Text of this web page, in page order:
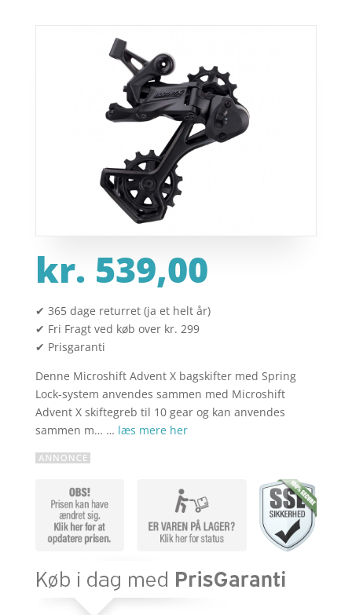
kr. 539,00
✔ 365 dage returret (ja et helt år)
✔ Fri Fragt ved køb over kr. 299
✔ Prisgaranti
Denne Microshift Advent X bagskifter med Spring
Lock-system anvendes sammen med Microshift
Advent X skiftegreb til 10 gear og kan anvendes
sammen m… … læs mere her